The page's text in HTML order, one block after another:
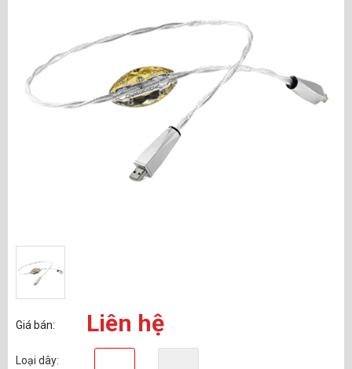
Giá bán: Liên hệ
Loại dây: